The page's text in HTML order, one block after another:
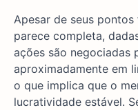
Apesar de seus
parece completa,
ações são negociadas
aproximadamente em
o que implica que o
lucratividade estável.